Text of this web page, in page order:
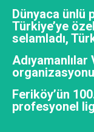
Dünyaca ünlü
Türkiye’ye
selamladı,
Adıyamanlılar
Feriköy’ün
profesyonel